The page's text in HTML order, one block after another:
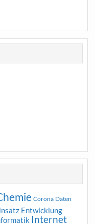
Corona Daten
Entwicklung
Internet